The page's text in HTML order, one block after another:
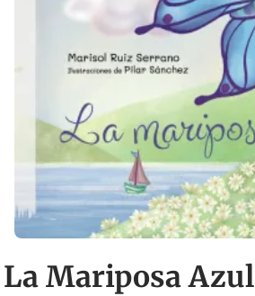
La Mariposa Azul